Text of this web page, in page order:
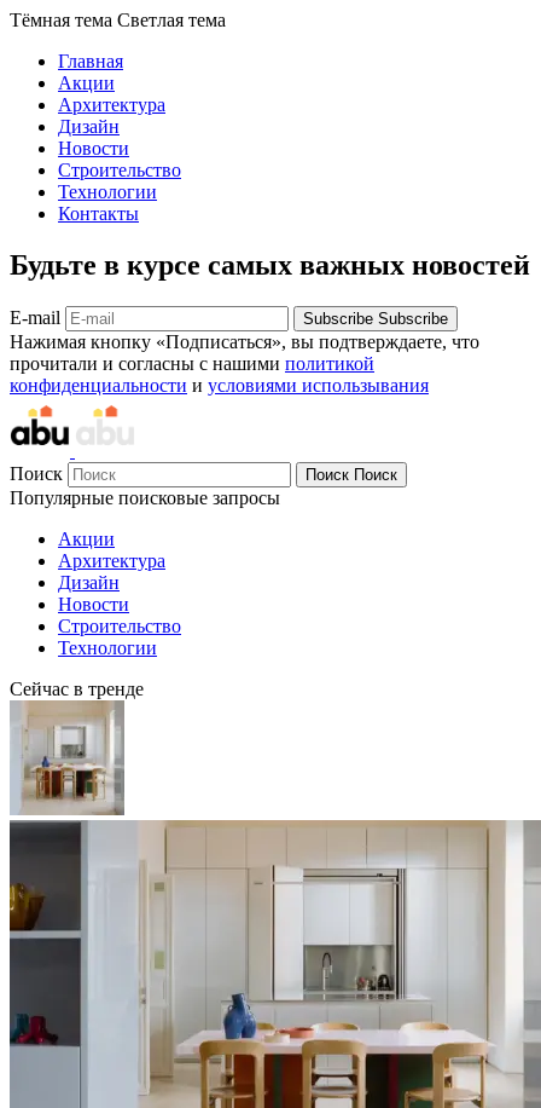
Тёмная тема Светлая тема
Главная
Акции
Архитектура
Дизайн
Новости
Строительство
Технологии
Контакты
Будьте в курсе самых важных новостей
E-mail Subscribe Subscribe
Нажимая кнопку «Подписаться», вы подтверждаете, что
прочитали и согласны с нашими политикой
конфиденциальности и условиями использывания
Поиск Поиск Поиск
Популярные поисковые запросы
Акции
Архитектура
Дизайн
Новости
Строительство
Технологии
Сейчас в тренде